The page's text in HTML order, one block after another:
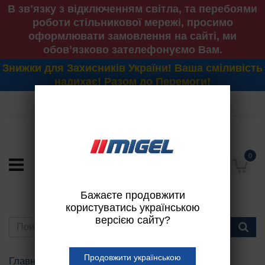
В звʼязку з відключенням світла, та перебоями
роботи стільникової мережі, просимо
оформлювати замовлення на сайті, ми
обовʼязково зателефонуємо Вам.
Знижки для Захисників України! Ваша сміливість
надихає! Разом до Перемоги!
0
Главная Подбор АКБ по авто MITSUBISHI
Бажаєте продовжити
користуватись українською
версією сайту?
Продовжити українською